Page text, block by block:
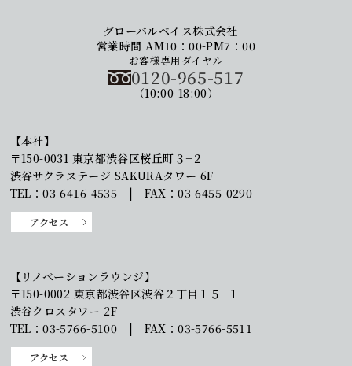
グローバルベイス株式会社
営業時間 AM10：00-PM7：00
お客様専用ダイヤル
0120-965-517
（10:00-18:00）
【本社】
〒150-0031 東京都渋谷区桜丘町３−２
渋谷サクラステージ SAKURAタワー 6F
TEL：03-6416-4535 | FAX：03-6455-0290
アクセス
【リノベーションラウンジ】
〒150-0002 東京都渋谷区渋谷２丁目１５−１
渋谷クロスタワー 2F
TEL：03-5766-5100 | FAX：03-5766-5511
アクセス